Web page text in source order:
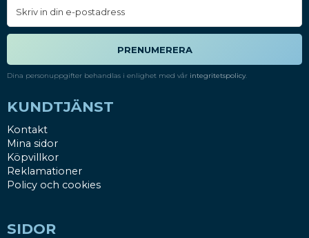
PRENUMERERA
Dina personuppgifter behandlas i enlighet med vår integritetspolicy.
KUNDTJÄNST
Kontakt
Mina sidor
Köpvillkor
Reklamationer
Policy och cookies
SIDOR